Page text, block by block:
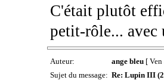
C'était plutôt
petit-rôle... avec
Auteur: ange bleu[ Ven
Sujet du message: Re: Lupin III